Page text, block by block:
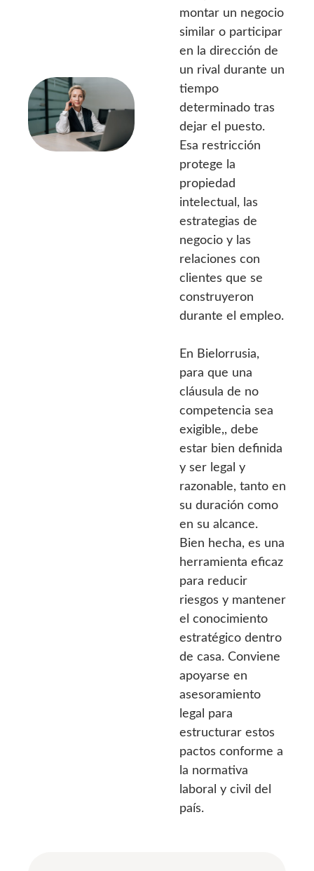
montar un negocio
similar o participar
en la dirección de
un rival durante un
tiempo
determinado tras
dejar el puesto.
Esa restricción
protege la
propiedad
intelectual, las
estrategias de
negocio y las
relaciones con
clientes que se
construyeron
durante el empleo.
En Bielorrusia,
para que una
cláusula de no
competencia sea
exigible,, debe
estar bien definida
y ser legal y
razonable, tanto en
su duración como
en su alcance.
Bien hecha, es una
herramienta eficaz
para reducir
riesgos y mantener
el conocimiento
estratégico dentro
de casa. Conviene
apoyarse en
asesoramiento
legal para
estructurar estos
pactos conforme a
la normativa
laboral y civil del
país.